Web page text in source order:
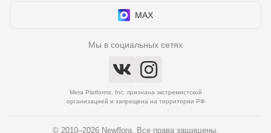
MAX
Мы в социальных сетях
Meta Platforms, Inc. признана экстремистской
организацией и запрещена на территории РФ
© 2010–2026 Newflora. Все права защищены.